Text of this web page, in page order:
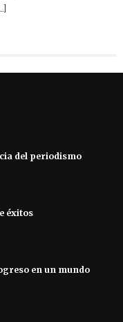
del periodismo
éxitos
en un mundo